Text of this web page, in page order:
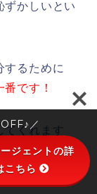
ずかしいとい
するために
です！
くれます
れば綺麗さ
お客様の声
／
ジェントの詳
こちら